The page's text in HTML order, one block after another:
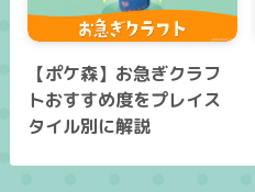
【ポケ森】お急ぎクラフ
トおすすめ度をプレイス
タイル別に解説